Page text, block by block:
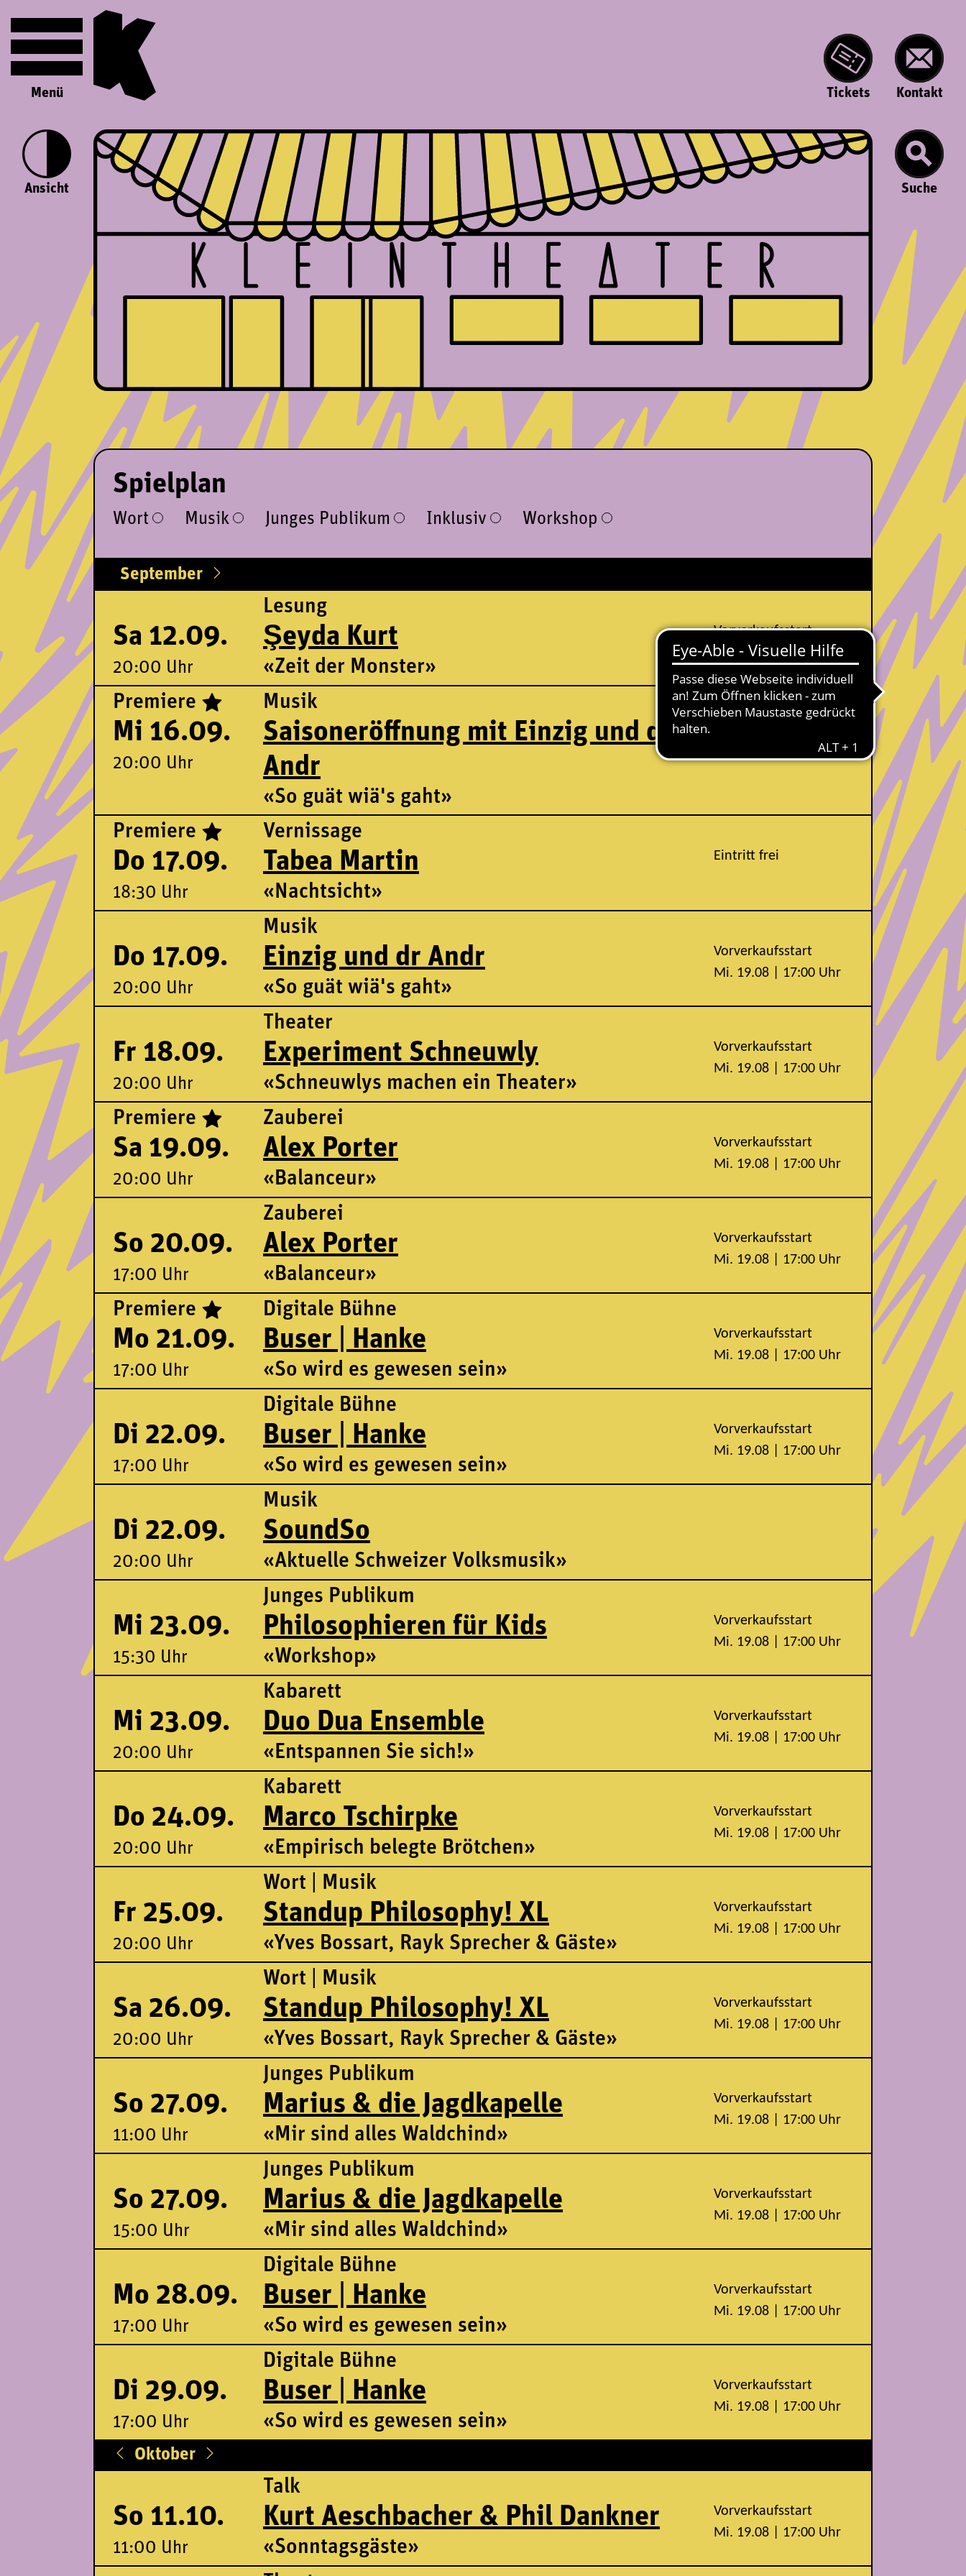
Menü Tickets Kontakt
Ansicht Suche
Spielplan
Wort Musik Junges Publikum Inklusiv Workshop
September
Sa 12.09.
20:00 Uhr
Lesung
Şeyda Kurt
«Zeit der Monster»
Vorverkaufsstart
Mi. 19.08 | 17:00 Uhr
Premiere
Mi 16.09.
20:00 Uhr
Musik
Saisoneröffnung mit Einzig und dr
Andr
«So guät wiä's gaht»
Mi. 19.08 | 17:00 Uhr
Premiere
Do 17.09.
18:30 Uhr
Vernissage
Tabea Martin
«Nachtsicht»
Eintritt frei
Do 17.09.
20:00 Uhr
Musik
Einzig und dr Andr
«So guät wiä's gaht»
Vorverkaufsstart
Mi. 19.08 | 17:00 Uhr
Fr 18.09.
20:00 Uhr
Theater
Experiment Schneuwly
«Schneuwlys machen ein Theater»
Vorverkaufsstart
Mi. 19.08 | 17:00 Uhr
Premiere
Sa 19.09.
20:00 Uhr
Zauberei
Alex Porter
«Balanceur»
Vorverkaufsstart
Mi. 19.08 | 17:00 Uhr
So 20.09.
17:00 Uhr
Zauberei
Alex Porter
«Balanceur»
Vorverkaufsstart
Mi. 19.08 | 17:00 Uhr
Premiere
Mo 21.09.
17:00 Uhr
Digitale Bühne
Buser | Hanke
«So wird es gewesen sein»
Vorverkaufsstart
Mi. 19.08 | 17:00 Uhr
Di 22.09.
17:00 Uhr
Digitale Bühne
Buser | Hanke
«So wird es gewesen sein»
Vorverkaufsstart
Mi. 19.08 | 17:00 Uhr
Di 22.09.
20:00 Uhr
Musik
SoundSo
«Aktuelle Schweizer Volksmusik»
Mi 23.09.
15:30 Uhr
Junges Publikum
Philosophieren für Kids
«Workshop»
Vorverkaufsstart
Mi. 19.08 | 17:00 Uhr
Mi 23.09.
20:00 Uhr
Kabarett
Duo Dua Ensemble
«Entspannen Sie sich!»
Vorverkaufsstart
Mi. 19.08 | 17:00 Uhr
Do 24.09.
20:00 Uhr
Kabarett
Marco Tschirpke
«Empirisch belegte Brötchen»
Vorverkaufsstart
Mi. 19.08 | 17:00 Uhr
Fr 25.09.
20:00 Uhr
Wort | Musik
Standup Philosophy! XL
«Yves Bossart, Rayk Sprecher & Gäste»
Vorverkaufsstart
Mi. 19.08 | 17:00 Uhr
Sa 26.09.
20:00 Uhr
Wort | Musik
Standup Philosophy! XL
«Yves Bossart, Rayk Sprecher & Gäste»
Vorverkaufsstart
Mi. 19.08 | 17:00 Uhr
So 27.09.
11:00 Uhr
Junges Publikum
Marius & die Jagdkapelle
«Mir sind alles Waldchind»
Vorverkaufsstart
Mi. 19.08 | 17:00 Uhr
So 27.09.
15:00 Uhr
Junges Publikum
Marius & die Jagdkapelle
«Mir sind alles Waldchind»
Vorverkaufsstart
Mi. 19.08 | 17:00 Uhr
Mo 28.09.
17:00 Uhr
Digitale Bühne
Buser | Hanke
«So wird es gewesen sein»
Vorverkaufsstart
Mi. 19.08 | 17:00 Uhr
Di 29.09.
17:00 Uhr
Digitale Bühne
Buser | Hanke
«So wird es gewesen sein»
Vorverkaufsstart
Mi. 19.08 | 17:00 Uhr
Oktober
So 11.10.
11:00 Uhr
Talk
Kurt Aeschbacher & Phil Dankner
«Sonntagsgäste»
Vorverkaufsstart
Mi. 19.08 | 17:00 Uhr